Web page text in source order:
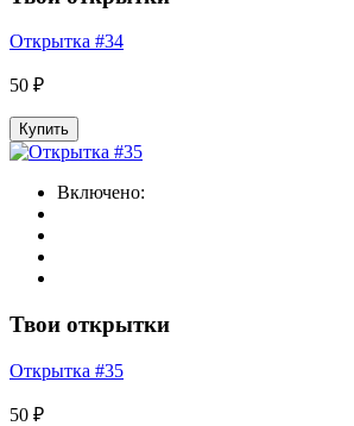
Открытка #34
50 ₽
Купить
Включено:
Твои открытки
Открытка #35
50 ₽